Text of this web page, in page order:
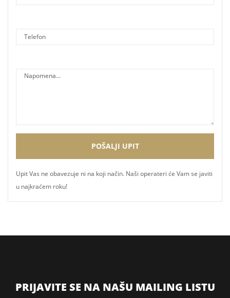
Upit Vas ne obavezuje ni na koji način. Naši operateri će Vam se javiti
u najkraćem roku!
PRIJAVITE SE NA NAŠU MAILING LISTU